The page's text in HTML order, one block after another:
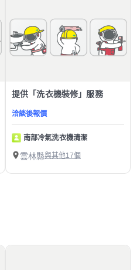
提供「洗衣機裝修」服務
洽談後報價
南部冷氣洗衣機清潔
雲林縣與其他17個